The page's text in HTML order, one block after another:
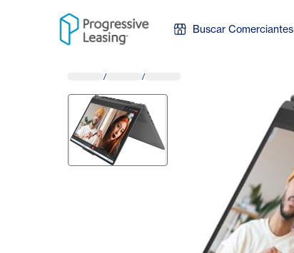
Skip to content
Buscar Comerciantes
/ /